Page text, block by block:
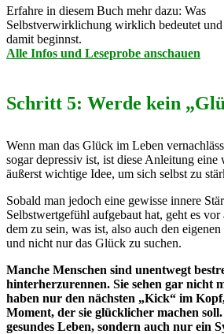
Erfahre in diesem Buch mehr dazu: Was
Selbstverwirklichung wirklich bedeutet
damit beginnst.
Alle Infos und Leseprobe anschauen
Schritt 5: Werde kein
Wenn man das Glück im Leben
sogar depressiv ist, ist diese Anleitung
äußerst wichtige Idee, um sich selbst zu
Sobald man jedoch eine gewisse innere
Selbstwertgefühl aufgebaut hat, geht es
dem zu sein, was ist, also auch den eigenen
und nicht nur das Glück zu suchen.
Manche Menschen sind unentwegt
hinterherzurennen. Sie sehen gar nicht
haben nur den nächsten „Kick“ im
Moment, der sie glücklicher machen
gesundes Leben, sondern auch nur ein